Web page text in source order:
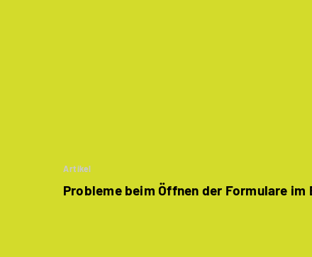
Artikel
Probleme beim Öffnen der Formulare im